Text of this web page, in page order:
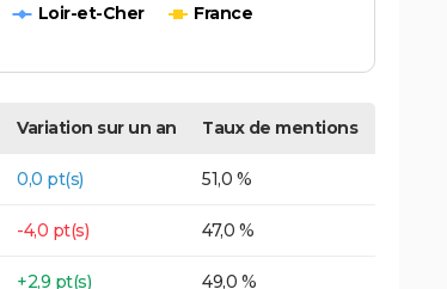
Loir-et-Cher France
Variation sur un an Taux de mentions
0,0 pt(s) 51,0 %
-4,0 pt(s) 47,0 %
+2,9 pt(s) 49,0 %